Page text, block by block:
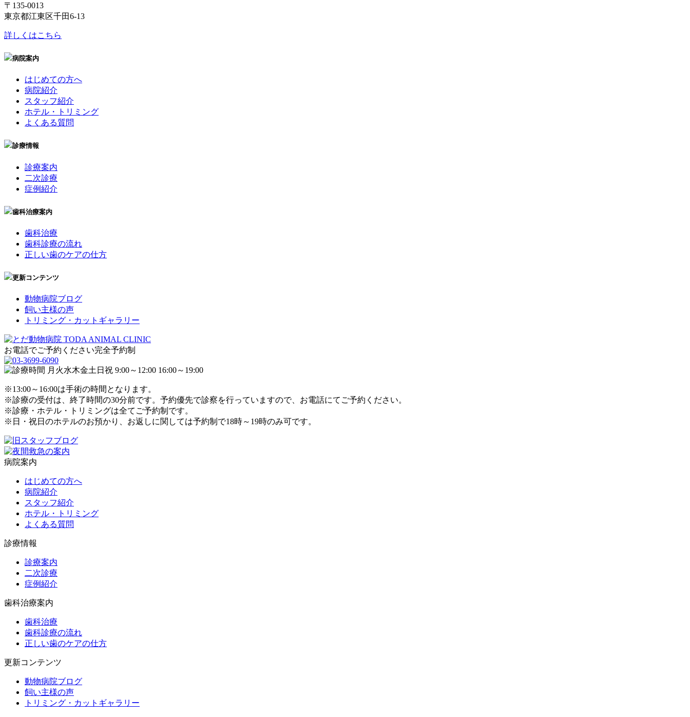
〒135-0013
東京都江東区千田6-13
詳しくはこちら
病院案内
はじめての方へ
病院紹介
スタッフ紹介
ホテル・トリミング
よくある質問
診療情報
診療案内
二次診療
症例紹介
歯科治療案内
歯科治療
歯科診療の流れ
正しい歯のケアの仕方
更新コンテンツ
動物病院ブログ
飼い主様の声
トリミング・カットギャラリー
お電話でご予約ください完全予約制
※13:00～16:00は手術の時間となります。
※診療の受付は、終了時間の30分前です。予約優先で診察を行っていますので、お電話にてご予約ください。
※診療・ホテル・トリミングは全てご予約制です。
※日・祝日のホテルのお預かり、お返しに関しては予約制で18時～19時のみ可です。
病院案内
はじめての方へ
病院紹介
スタッフ紹介
ホテル・トリミング
よくある質問
診療情報
診療案内
二次診療
症例紹介
歯科治療案内
歯科治療
歯科診療の流れ
正しい歯のケアの仕方
更新コンテンツ
動物病院ブログ
飼い主様の声
トリミング・カットギャラリー